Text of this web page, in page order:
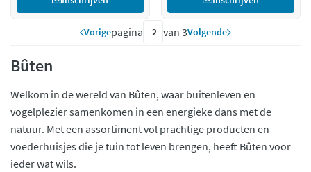
Vorigepagina van 3Volgende
Bûten
Welkom in de wereld van Bûten, waar buitenleven en
vogelplezier samenkomen in een energieke dans met de
natuur. Met een assortiment vol prachtige producten en
voederhuisjes die je tuin tot leven brengen, heeft Bûten voor
ieder wat wils.